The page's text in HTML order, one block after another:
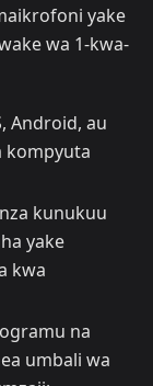
yake
wa 1-kwa-
Android, au
kompyuta
kunukuu
yake
kwa
na
umbali wa